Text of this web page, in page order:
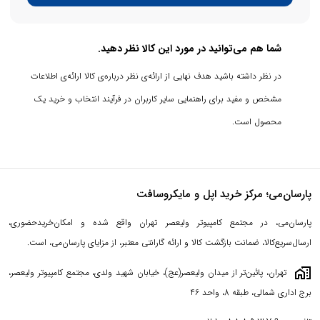
عملکرد بی‌نقص در پروژه‌های عظیم
گیگابایت رم
، کار با مدل‌های سه‌بعدی حجیم در
چندین ماشین مجازی یا نرم‌افزار سنگین را به صورت همزمان اجرا کنید
پروژه‌های بزرگ و دسترسی سریع به کتابخانه‌های داده فراهم می‌کند و
شما را از حمل هاردهای اکسترنال بی‌نیاز می‌سازد
گرافیک ورک‌استیشن
وجه تمایز اصلی این مدل، کارت گرافیک حرفه‌ای
RTX 2000 Ada
Generation
است. برخلاف کارت‌های سری
شما هم می‌توانید در مورد این کالا نظر دهید.
در نظر داشته باشید هدف نهایی از ارائه‌ی نظر درباره‌ی کالا ارائه‌ی اطلاعات
مشخص و مفید برای راهنمایی سایر کاربران در فرآیند انتخاب و خرید یک
محصول است.
پارسان‌می؛ مرکز خرید اپل و مایکروسافت
پارسان‌می، در مجتمع کامپیوتر ولیعصر تهران واقع شده و امکان‌خریدحضوری،
ارسال‌سریع‌کالا، ضمانت بازگشت کالا و ارائه گارانتی معتبر، از مزایای پارسان‌می، است.
maps_home_work
تهران، پائین‌تر از میدان ولیعصر(عج)، خیابان شهید ولدی، مجتمع کامپیوتر ولیعصر،
برج اداری شمالی، طبقه 8، واحد 46